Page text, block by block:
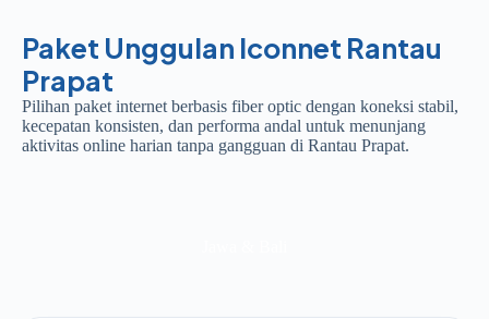
Paket Unggulan Iconnet Rantau
Prapat
Pilihan paket internet berbasis fiber optic dengan koneksi stabil,
kecepatan konsisten, dan performa andal untuk menunjang
aktivitas online harian tanpa gangguan di Rantau Prapat.